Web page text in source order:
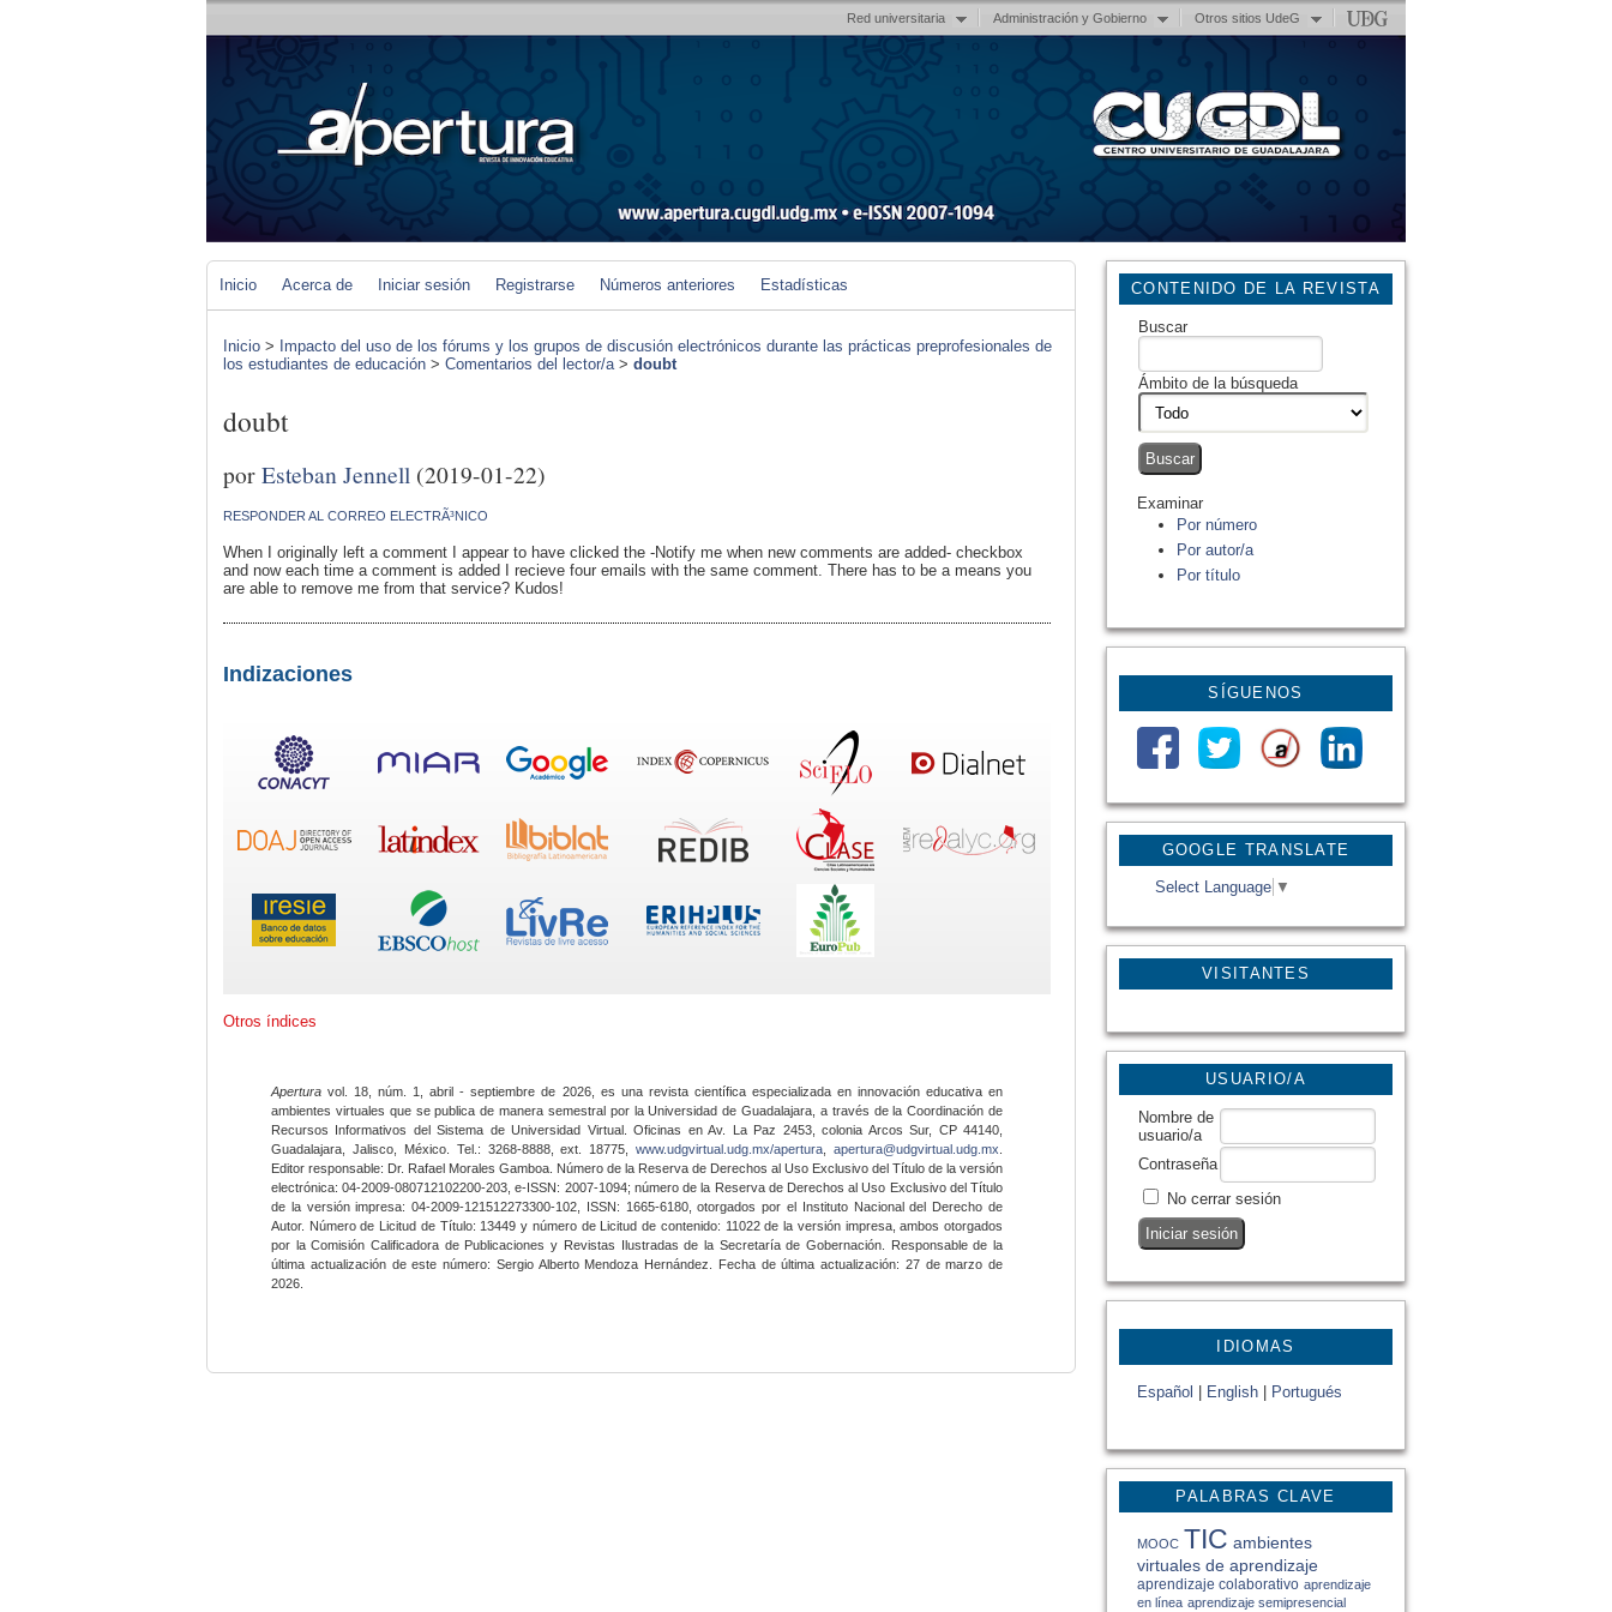
Red universitaria Administración y Gobierno Otros sitios UdeG
GOOGLE TRANSLATE
Select Language ▼
VISITANTES
CONTENIDO DE LA REVISTA
Buscar
Ámbito de la búsqueda
Examinar
Por número
Por autor/a
Por título
SÍGUENOS
USUARIO/A
Nombre de
usuario/a
Contraseña
No cerrar sesión
IDIOMAS
Español English Portugués
PALABRAS CLAVE
MOOC TIC ambientes
virtuales de aprendizaje
aprendizaje colaborativo aprendizaje
en línea aprendizaje semipresencial
Inicio Acerca de Iniciar sesión Registrarse Números anteriores Estadísticas
Inicio > Impacto del uso de los fórums y los grupos de discusión electrónicos durante las prácticas preprofesionales de
los estudiantes de educación > Comentarios del lector/a> doubt
doubt
porEsteban Jennell (2019-01-22)
RESPONDER AL CORREO ELECTRÃ³NICO
When I originally left a comment I appear to have clicked the -Notify me when new comments are added- checkbox
and now each time a comment is added I recieve four emails with the same comment. There has to be a means you
are able to remove me from that service? Kudos!
Indizaciones
Otros índices
Apertura vol. 18, núm. 1, abril - septiembre de 2026, es una revista científica especializada en innovación educativa en
ambientes virtuales que se publica de manera semestral por la Universidad de Guadalajara, a través de la Coordinación de
Recursos Informativos del Sistema de Universidad Virtual. Oficinas en Av. La Paz 2453, colonia Arcos Sur, CP 44140,
Guadalajara, Jalisco, México. Tel.: 3268-8888, ext. 18775,www.udgvirtual.udg.mx/apertura apertura@udgvirtual.udg.mx
Editor responsable: Dr. Rafael Morales Gamboa. Número de la Reserva de Derechos al Uso Exclusivo del Título de la versión
electrónica: 04-2009-080712102200-203, e-ISSN: 2007-1094; número de la Reserva de Derechos al Uso Exclusivo del Título
de la versión impresa: 04-2009-121512273300-102, ISSN: 1665-6180, otorgados por el Instituto Nacional del Derecho de
Autor. Número de Licitud de Título: 13449 y número de Licitud de contenido: 11022 de la versión impresa, ambos otorgados
por la Comisión Calificadora de Publicaciones y Revistas Ilustradas de la Secretaría de Gobernación. Responsable de la
última actualización de este número: Sergio Alberto Mendoza Hernández. Fecha de última actualización: 27 de marzo de
2026.